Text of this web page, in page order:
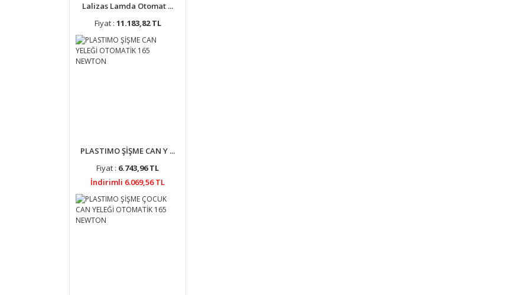
Lalizas Lamda Otomat ...
Fiyat : 11.183,82 TL
PLASTIMO ŞİŞME CAN Y ...
Fiyat : 6.743,96 TL
İndirimli 6.069,56 TL